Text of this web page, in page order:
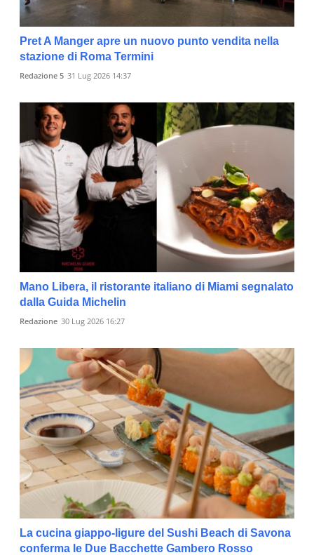
Pret A Manger apre un nuovo punto vendita nella
stazione di Roma Termini
Redazione 5 31 Lug 2026 14:37
Mano Libera, il ristorante italiano di Miami segnalato
dalla Guida Michelin
Redazione 30 Lug 2026 16:27
La cucina giappo-ligure del Sushi Beach di Savona
conferma le Due Bacchette Gambero Rosso